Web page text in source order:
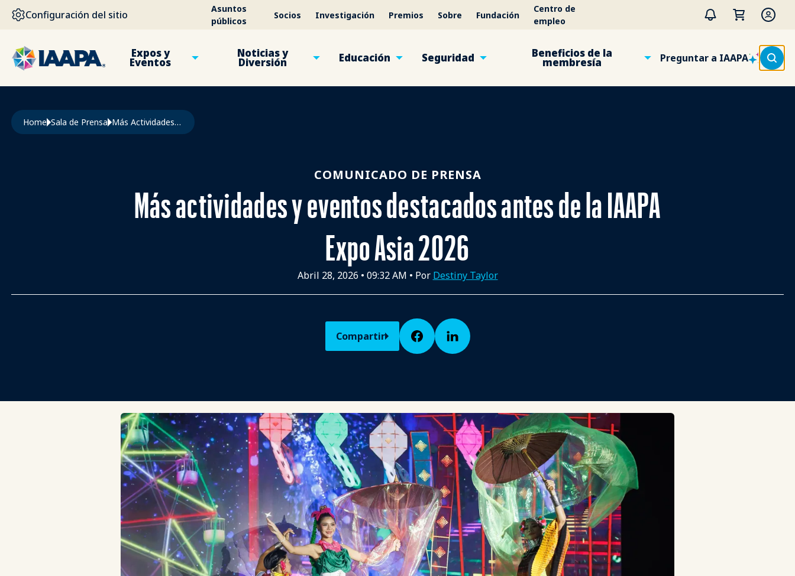
PASAR AL CONTENIDO PRINCIPAL
Configuración del sitio
Asuntos
públicos
Socios Investigación Premios Sobre Fundación
Centro de
empleo
Expos y
Eventos
Noticias y
Diversión Educación Seguridad Beneficios de la
membresía Preguntar a IAAPA
Ruta de navegación
Home Sala de Prensa Más Actividades y Eventos Destacados Antes de La IAAPA Expo Asia 2026
COMUNICADO DE PRENSA
Más actividades y eventos destacados antes de la IAAPA
Expo Asia 2026
Abril 28, 2026 • 09:32 AM • Por Destiny Taylor
Compartir